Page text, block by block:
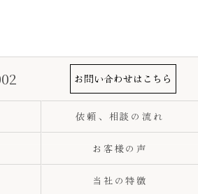
お問い合わせはこちら
依頼、相談の流れ
お客様の声
当社の特徴